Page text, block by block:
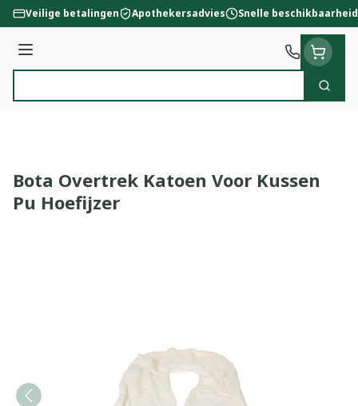
Ga naar de inhoud
Veilige betalingen Apothekersadvies Snelle beschikbaarheid
Menu
Zoek
Bota Overtrek Katoen Voor Kussen
Pu Hoefijzer